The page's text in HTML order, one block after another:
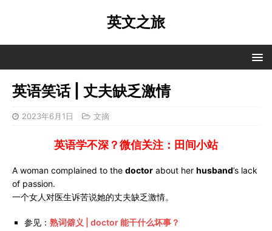
英文之旅
英语笑话 | 丈夫缺乏激情
2023年6月1日 文摘
英语学不深？微信关注：田间小站
A woman complained to the doctor about her husband’s lack
of passion.
一个女人对医生诉苦说她的丈夫缺乏激情。
参见： 熟词僻义 | doctor 能干什么坏事？